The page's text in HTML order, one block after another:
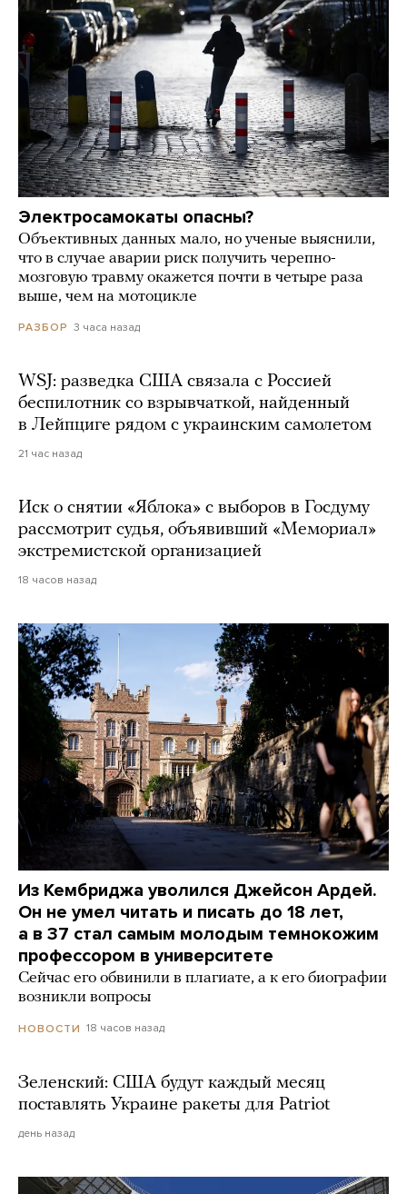
Электросамокаты опасны?
Объективных данных мало, но ученые выяснили,
что в случае аварии риск получить черепно-
мозговую травму окажется почти в четыре раза
выше, чем на мотоцикле
РАЗБОР 3 часа назад
WSJ: разведка США связала с Россией
беспилотник со взрывчаткой, найденный
в Лейпциге рядом с украинским самолетом
21 час назад
Иск о снятии «Яблока» с выборов в Госдуму
рассмотрит судья, объявивший «Мемориал»
экстремистской организацией
18 часов назад
Из Кембриджа уволился Джейсон Ардей.
Он не умел читать и писать до 18 лет,
а в 37 стал самым молодым темнокожим
профессором в университете
Сейчас его обвинили в плагиате, а к его биографии
возникли вопросы
НОВОСТИ 18 часов назад
Зеленский: США будут каждый месяц
поставлять Украине ракеты для Patriot
день назад